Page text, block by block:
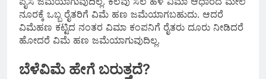
ನೂರಕ್ಕೆ ಒಬ್ಬ ರೈತರಿಗೆ ವಿಮೆ ಹಣ ಜಮೆಯಾಗಬಹುದು. ಆದರೆ
ವಿಮೆಹಣ ಕಟ್ಟಿದ ನಂತರ ವಿಮಾ ಕಂಪನಿಗೆ ರೈತರು ದೂರು ನೀಡಿದರೆ
ಹೋದರೆ ವಿಮೆ ಹಣ ಜಮೆಯಾಗುವುದಿಲ್ಲ.
ಬೆಳೆವಿಮೆ ಹೇಗೆ ಬರುತ್ತದೆ?